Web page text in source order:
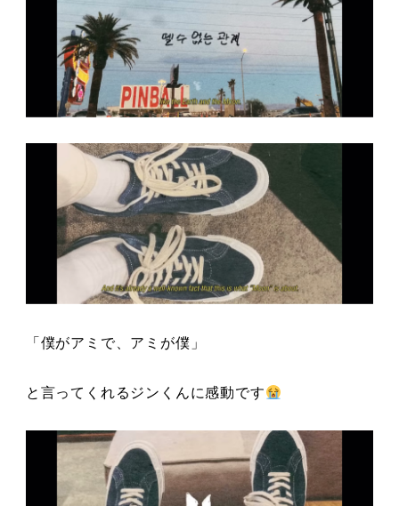
「僕がアミで、アミが僕」
と言ってくれるジンくんに感動です